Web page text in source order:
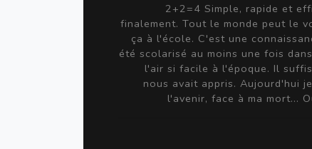
2+2=4 Simple, rapide et
finalement. Tout le monde peut le
ça à l'école. C'est une
été scolarisé au moins une fois
l'air si facile à l'époque. Il
nous avait appris. Aujourd'hui
l'avenir, face à ma mort...